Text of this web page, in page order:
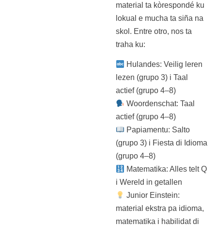
material ta kòrespondé ku
lokual e mucha ta siña na
skol. Entre otro, nos ta
traha ku:
Hulandes: Veilig leren
lezen (grupo 3) i Taal
actief (grupo 4–8)
Woordenschat: Taal
actief (grupo 4–8)
Papiamentu: Salto
(grupo 3) i Fiesta di Idioma
(grupo 4–8)
Matematika: Alles telt Q
i Wereld in getallen
Junior Einstein:
material ekstra pa idioma,
matematika i habilidat di